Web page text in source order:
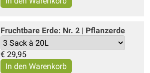
Fruchtbare Erde: Nr. 2 | Pflanzerde
€ 29,95